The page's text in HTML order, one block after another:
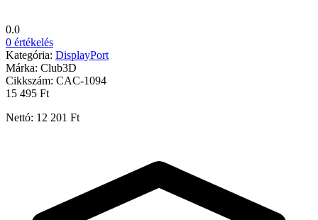
0.0
0 értékelés
Kategória: DisplayPort
Márka: Club3D
Cikkszám: CAC-1094
15 495 Ft
Nettó: 12 201 Ft